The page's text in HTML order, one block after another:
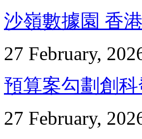
沙嶺數據園 香
27 February,
預算案勾劃創
27 February,